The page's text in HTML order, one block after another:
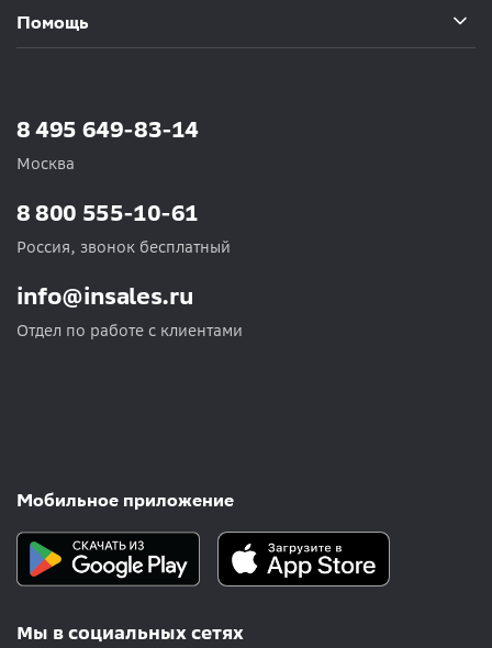
Помощь
8 495 649-83-14
Москва
info@insales.ru
Отдел по работе с клиентами
8 800 555-10-61
Россия, звонок бесплатный
Мобильное приложение
Мы в социальных сетях